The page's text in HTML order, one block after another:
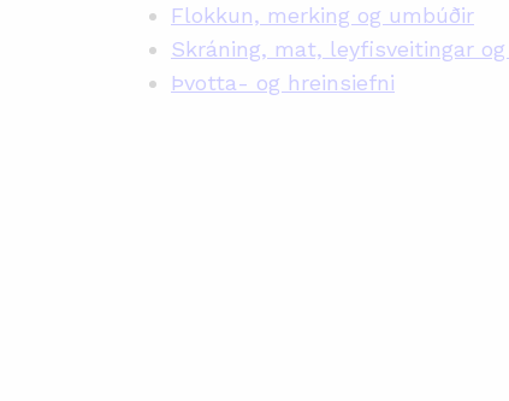
Flokkun, merking og umbúðir
Skráning, mat, leyfisveitingar
Þvotta- og hreinsiefni